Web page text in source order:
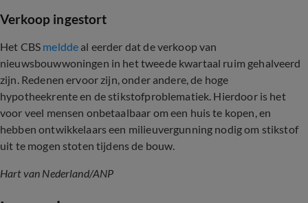
Verkoop ingestort
Het CBS meldde al eerder dat de verkoop van
nieuwsbouwwoningen in het tweede kwartaal ruim gehalveerd
zijn. Redenen ervoor zijn, onder andere, de hoge
hypotheekrente en de stikstofproblematiek. Hierdoor is het
voor veel mensen onbetaalbaar om een huis te kopen, en
hebben ontwikkelaars een milieuvergunning nodig om stikstof
uit te mogen stoten tijdens de bouw.
Hart van Nederland/ANP